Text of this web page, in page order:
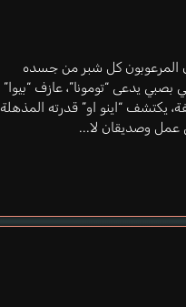
المرعوبون كل شبر من جسده
بصبي يدعى “تومونا”، عازف “بيوا”
يكتشف “اينو او” قدرته المذهلة
عمل وصديقان لا...